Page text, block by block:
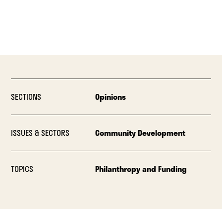
SECTIONS Opinions
ISSUES & SECTORS Community Development
TOPICS Philanthropy and Funding